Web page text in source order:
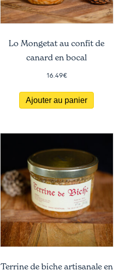
Lo Mongetat au confit de
canard en bocal
16.49€
Ajouter au panier
Terrine de biche artisanale en